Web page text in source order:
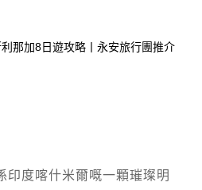
那加8日遊攻略丨永安旅行團推介
度喀什米爾嘅一顆璀璨明